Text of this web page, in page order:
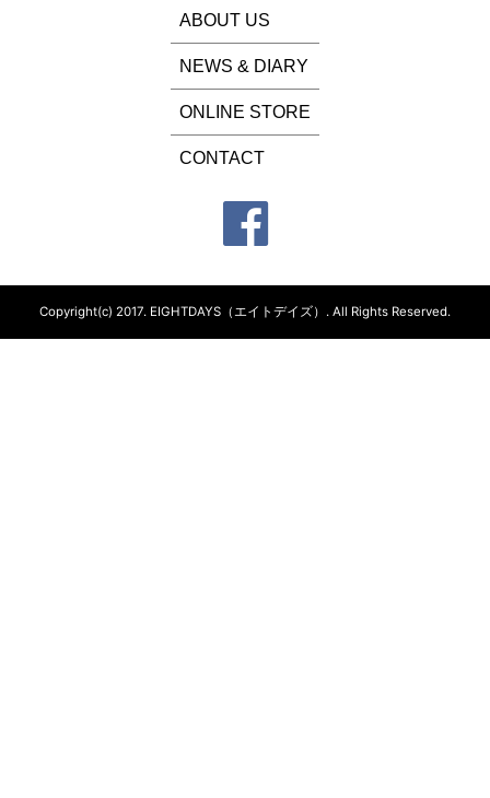
ABOUT US
NEWS & DIARY
ONLINE STORE
CONTACT
Copyright(c) 2017. EIGHTDAYS（エイトデイズ）. All Rights Reserved.